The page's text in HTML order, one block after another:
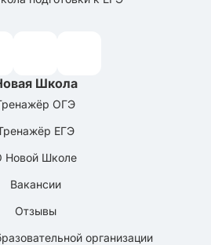
Школа
ОГЭ
ЕГЭ
Новой Школе
Вакансии
Отзывы
организации